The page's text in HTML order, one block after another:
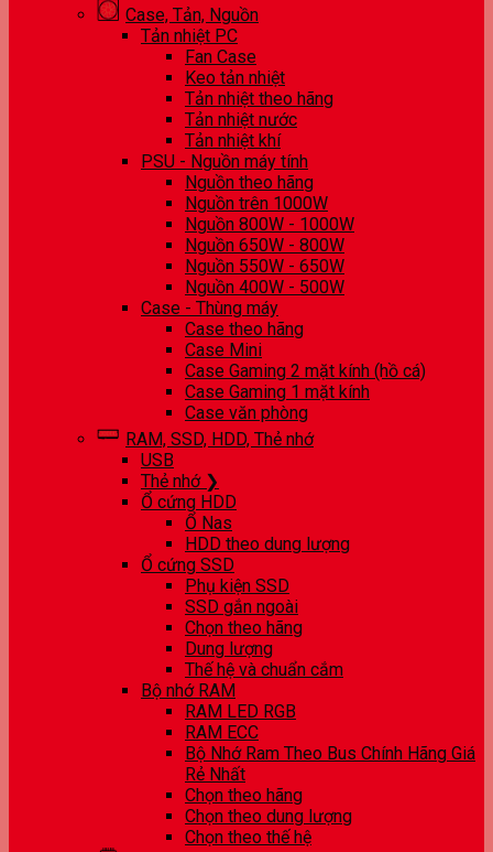
Case, Tản, Nguồn
Tản nhiệt PC
Fan Case
Keo tản nhiệt
Tản nhiệt theo hãng
Tản nhiệt nước
Tản nhiệt khí
PSU - Nguồn máy tính
Nguồn theo hãng
Nguồn trên 1000W
Nguồn 800W - 1000W
Nguồn 650W - 800W
Nguồn 550W - 650W
Nguồn 400W - 500W
Case - Thùng máy
Case theo hãng
Case Mini
Case Gaming 2 mặt kính (hồ cá)
Case Gaming 1 mặt kính
Case văn phòng
RAM, SSD, HDD, Thẻ nhớ
USB
Thẻ nhớ ❯
Ổ cứng HDD
Ổ Nas
HDD theo dung lượng
Ổ cứng SSD
Phụ kiện SSD
SSD gắn ngoài
Chọn theo hãng
Dung lượng
Thế hệ và chuẩn cắm
Bộ nhớ RAM
RAM LED RGB
RAM ECC
Bộ Nhớ Ram Theo Bus Chính Hãng Giá
Rẻ Nhất
Chọn theo hãng
Chọn theo dung lượng
Chọn theo thế hệ